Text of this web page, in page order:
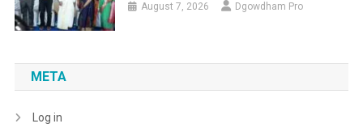
August 7, 2026 Dgowdham Pro
META
Log in